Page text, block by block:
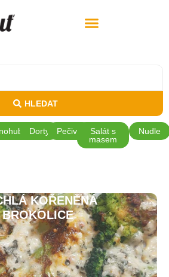
HLEDAT
Dorty Pečivo
Salát s
masem
Nudle
KOŘENĚNÁ
BROKOLICE